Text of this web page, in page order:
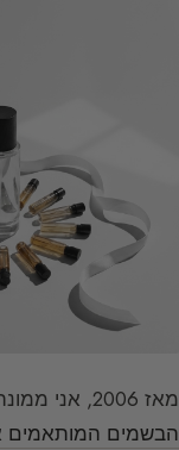
מאז 2006, אני ממונה על ייעוץ הבושם במסגרת
הבשמים המותאמים